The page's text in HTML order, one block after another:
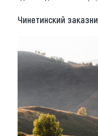
Чинетинский